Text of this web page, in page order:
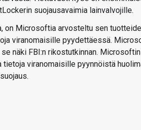
suojausavaimia lainvalvojille.
on Microsoftia arvosteltu sen
viranomaisille pyydettäessä.
näki FBI:n rikostutkinnan.
viranomaisille pyynnöistä